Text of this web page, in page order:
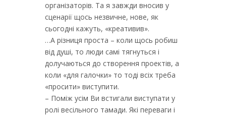
організаторів. Та я завжди вносив у
сценарії щось незвичне, нове, як
сьогодні кажуть, «креативив».
…А різниця проста – коли щось робиш
від душі, то люди самі тягнуться і
долучаються до створення проектів, а
коли «для галочки» то тоді всіх треба
«просити» виступити.
– Поміж усім Ви встигали виступати у
ролі весільного тамади. Які переваги і